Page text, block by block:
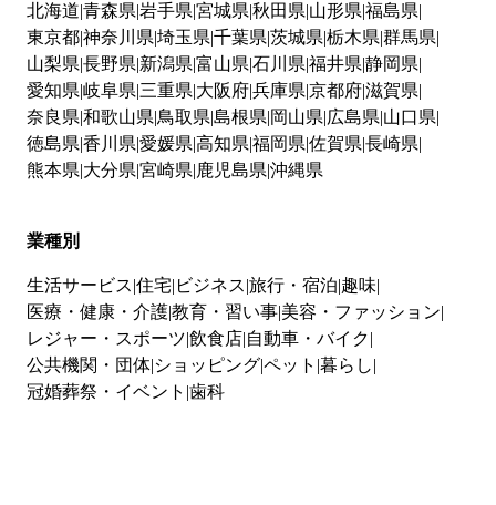
北海道 青森県 岩手県 宮城県 秋田県 山形県 福島県
東京都神奈川県 埼玉県 千葉県 茨城県 栃木県 群馬県
山梨県 長野県 新潟県 富山県 石川県 福井県 静岡県
愛知県 岐阜県 三重県 大阪府兵庫県 京都府滋賀県
奈良県 和歌山県 鳥取県 島根県 岡山県 広島県 山口県
徳島県 香川県 愛媛県 高知県 福岡県 佐賀県 長崎県
熊本県 大分県 宮崎県 鹿児島県 沖縄県
業種別
生活サービス 住宅 ビジネス 旅行・宿泊 趣味
医療・健康・介護教育・習い事 美容・ファッション
レジャー・スポーツ 飲食店 自動車・バイク
公共機関・団体 ショッピングペット 暮らし
冠婚葬祭・イベント 歯科